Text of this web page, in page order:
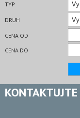
TYP
DRUH
CENA OD
CENA DO
KONTAKTUJTE